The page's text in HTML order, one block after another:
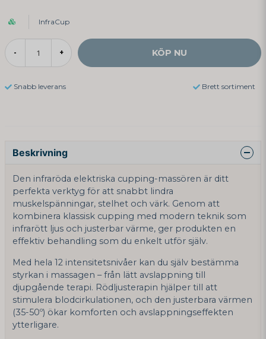
InfraCup
- + KÖP NU
Snabb leverans Brett sortiment
Beskrivning
Den infraröda elektriska cupping-massören är ditt
perfekta verktyg för att snabbt lindra
muskelspänningar, stelhet och värk. Genom att
kombinera klassisk cupping med modern teknik som
infrarött ljus och justerbar värme, ger produkten en
effektiv behandling som du enkelt utför själv.
Med hela 12 intensitetsnivåer kan du själv bestämma
styrkan i massagen – från lätt avslappning till
djupgående terapi. Rödljusterapin hjälper till att
stimulera blodcirkulationen, och den justerbara värmen
(35-50º) ökar komforten och avslappningseffekten
ytterligare.